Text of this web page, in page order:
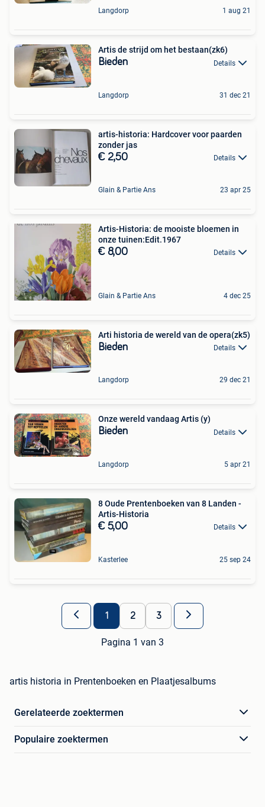
Langdorp 1 aug 21
Artis de strijd om het bestaan(zk6)
Bieden Details
Langdorp 31 dec 21
artis-historia: Hardcover voor paarden
zonder jas
€ 2,50 Details
Glain & Partie Ans 23 apr 25
Artis-Historia: de mooiste bloemen in
onze tuinen:Edit.1967
€ 8,00 Details
Glain & Partie Ans 4 dec 25
Arti historia de wereld van de opera(zk5)
Bieden Details
Langdorp 29 dec 21
Onze wereld vandaag Artis (y)
Bieden Details
Langdorp 5 apr 21
8 Oude Prentenboeken van 8 Landen -
Artis-Historia
€ 5,00 Details
Kasterlee 25 sep 24
1 2 3
Pagina 1 van 3
artis historia in Prentenboeken en Plaatjesalbums
Gerelateerde zoektermen
Populaire zoektermen